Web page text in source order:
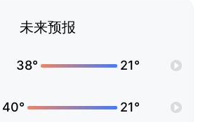
未来预报
38° 21°
40° 21°